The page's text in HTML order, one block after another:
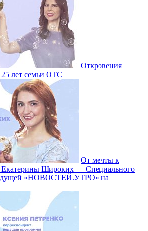
Откровения
лет семьи ОТС
От мечты к
Екатерины Широких — Специального
«НОВОСТЕЙ.УТРО» на